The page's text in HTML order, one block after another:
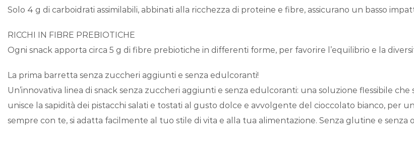
Solo 4 g di carboidrati assimilabili, abbinati alla ricchezza di proteine e fibre, assicurano un basso
RICCHI IN FIBRE PREBIOTICHE
Ogni snack apporta circa 5 g di fibre prebiotiche in differenti forme, per favorire l’equilibrio e la
La prima barretta senza zuccheri aggiunti e senza edulcoranti!
Un’innovativa linea di snack senza zuccheri aggiunti e senza edulcoranti: una soluzione flessibile
unisce la sapidità dei pistacchi salati e tostati al gusto dolce e avvolgente del cioccolato bianco, per
sempre con te, si adatta facilmente al tuo stile di vita e alla tua alimentazione. Senza glutine e senza